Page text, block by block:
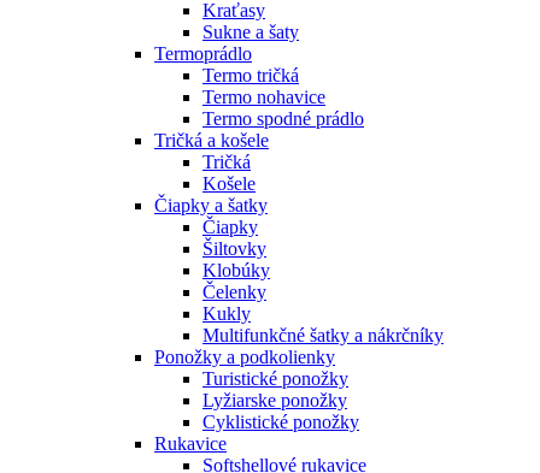
Kraťasy
Sukne a šaty
Termoprádlo
Termo tričká
Termo nohavice
Termo spodné prádlo
Tričká a košele
Tričká
Košele
Čiapky a šatky
Čiapky
Šiltovky
Klobúky
Čelenky
Kukly
Multifunkčné šatky a nákrčníky
Ponožky a podkolienky
Turistické ponožky
Lyžiarske ponožky
Cyklistické ponožky
Rukavice
Softshellové rukavice